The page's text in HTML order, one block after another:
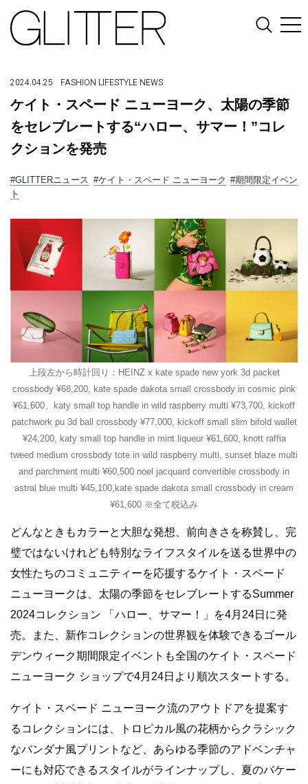
2024.04.25 FASHION LIFESTYLE NEWS
ケイト・スペード ニューヨーク、太陽の季節
をセレブレートする“ハロー、サマー！”コレ
クションを発売
#GLITTERニュース #ケイト・スペード ニューヨーク #期間限定イベン
ト
上段左から時計回り：HEINZ x kate spade new york 3d packet
crossbody ¥68,200, kate spade dakota small crossbody in cosmic pink
¥61,600、katy small top handle in wild raspberry multi ¥73,700, kickoff
patchwork pu 3d ball crossbody ¥77,000, kickoff small slim bifold wallet
¥24,200, katy small top handle in mint liqueur ¥61,600, knott raffia
tweed medium crossbody tote in wild raspberry multi, sunset blaze multi
and parchment multi ¥60,500 noel jacquard convertible crossbody in
astral blue multi ¥45,100,kate spade dakota small crossbody in cream
¥61,600 ※全て税込み
どんなときもカラーと大胆な発想、前向きさを称賛し、完
璧ではないけれども特別なライフスタイルを送る世界中の
女性たちのコミュニティーを応援するケイト・スペード
ニューヨークは、太陽の季節をセレブレートするSummer
2024コレクション 「ハロー、サマー！」を4月24日に発
売。また、新作コレクションの世界観を体験できるゴール
デンウィーク期間限定イベントも全国のケイト・スペード
ニューヨーク ショップで4月24日より順次スタートする。
ケイト・スペード ニューヨーク流のアウトドアを提案す
るコレクションには、トロピカル風の花柄からクラシック
なバンダナ風プリントなど、あらゆる季節のアドベンチャ
ーにも対応できるスタイルがラインナップし、夏のバケー